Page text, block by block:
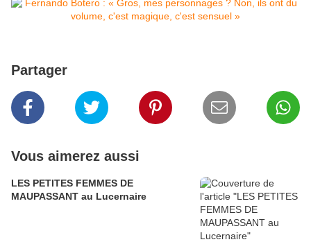
Partager
Vous aimerez aussi
LES PETITES FEMMES DE
MAUPASSANT au Lucernaire